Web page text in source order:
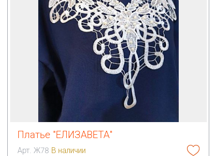
Платье "ЕЛИЗАВЕТА"
Арт. Ж78 В наличии